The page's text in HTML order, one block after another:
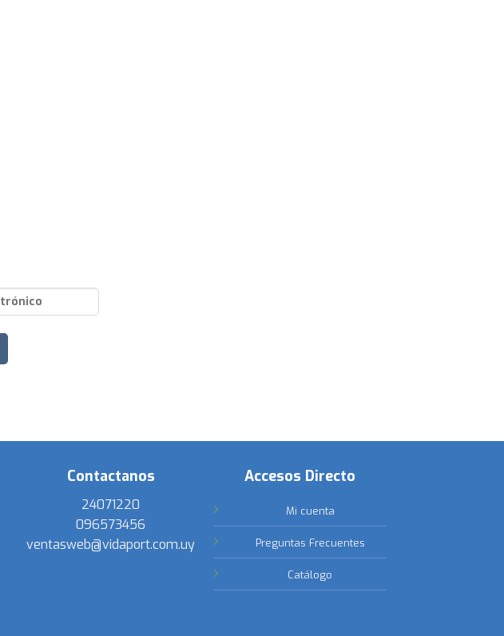
Contactanos
24071220
096573456
ventasweb@vidaport.com.uy
Accesos Directo
Mi cuenta
Preguntas Frecuentes
Catálogo